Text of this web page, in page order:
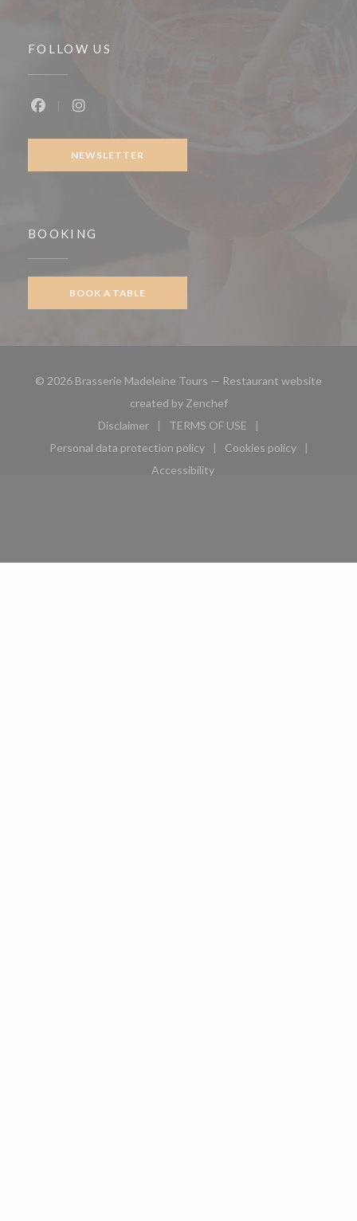
FOLLOW US
NEWSLETTER
BOOKING
BOOK A TABLE
© 2026 Brasserie Madeleine Tours — Restaurant website
created by Zenchef((opens in a new window))
Disclaimer
TERMS OF USE
Personal data protection policy
Cookies policy
Accessibility